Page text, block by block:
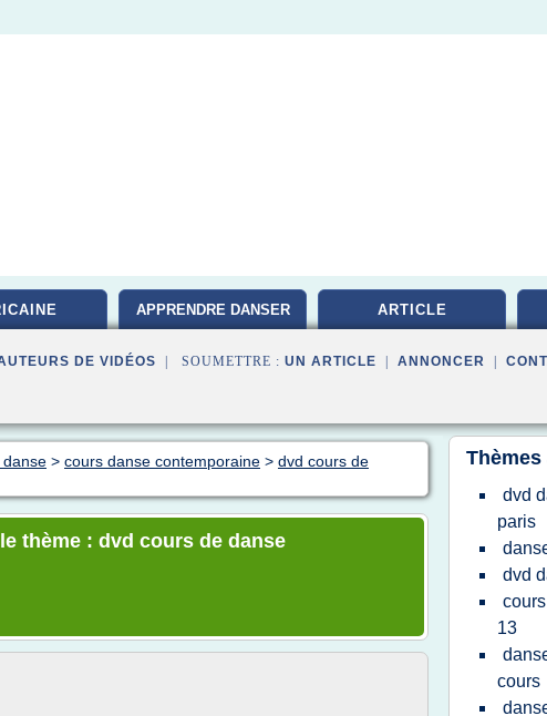
APPRENDRE DANSER ARTICLE
DE VIDÉOS | SOUMETTRE : UN ARTICLE ANNONCER
> cours danse contemporaine > dvd cours de
thème : dvd cours de danse
dvd
paris
dvd
13
cours